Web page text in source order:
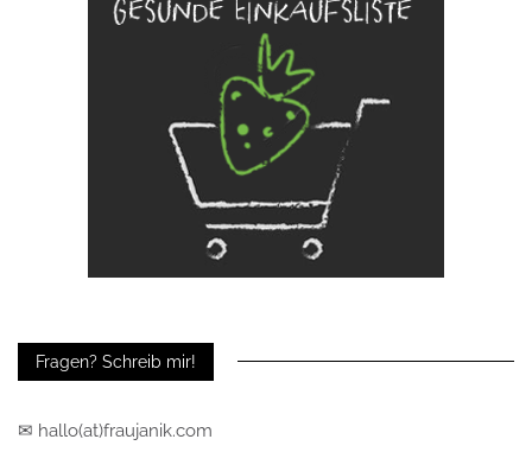
Fragen? Schreib mir!
✉ hallo(at)fraujanik.com